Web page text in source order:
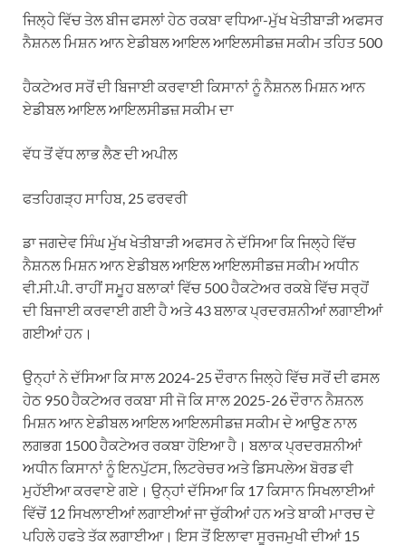
ਜਿਲ੍ਹੇ ਵਿੱਚ ਤੇਲ ਬੀਜ ਫਸਲਾਂ ਹੇਠ ਰਕਬਾ ਵਧਿਆ-ਮੁੱਖ ਖੇਤੀਬਾੜੀ ਅਫਸਰ
ਨੈਸ਼ਨਲ ਮਿਸ਼ਨ ਆਨ ਏਡੀਬਲ ਆਇਲ ਆਇਲਸੀਡਜ਼ ਸਕੀਮ ਤਹਿਤ 500
ਹੈਕਟੇਅਰ ਸਰੋਂ ਦੀ ਬਿਜਾਈ ਕਰਵਾਈ ਕਿਸਾਨਾਂ ਨੂੰ ਨੈਸ਼ਨਲ ਮਿਸ਼ਨ ਆਨ
ਏਡੀਬਲ ਆਇਲ ਆਇਲਸੀਡਜ਼ ਸਕੀਮ ਦਾ
ਵੱਧ ਤੋਂ ਵੱਧ ਲਾਭ ਲੈਣ ਦੀ ਅਪੀਲ
ਫਤਹਿਗੜ੍ਹ ਸਾਹਿਬ, 25 ਫਰਵਰੀ
ਡਾ ਜਗਦੇਵ ਸਿੰਘ ਮੁੱਖ ਖੇਤੀਬਾੜੀ ਅਫਸਰ ਨੇ ਦੱਸਿਆ ਕਿ ਜਿਲ੍ਹੇ ਵਿੱਚ
ਨੈਸ਼ਨਲ ਮਿਸ਼ਨ ਆਨ ਏਡੀਬਲ ਆਇਲ ਆਇਲਸੀਡਜ਼ ਸਕੀਮ ਅਧੀਨ
ਵੀ.ਸੀ.ਪੀ. ਰਾਹੀਂ ਸਮੂਹ ਬਲਾਕਾਂ ਵਿੱਚ 500 ਹੈਕਟੇਅਰ ਰਕਬੇ ਵਿੱਚ ਸਰ੍ਹੋਂ
ਦੀ ਬਿਜਾਈ ਕਰਵਾਈ ਗਈ ਹੈ ਅਤੇ 43 ਬਲਾਕ ਪ੍ਰਦਰਸ਼ਨੀਆਂ ਲਗਾਈਆਂ
ਗਈਆਂ ਹਨ।
ਉਨ੍ਹਾਂ ਨੇ ਦੱਸਿਆ ਕਿ ਸਾਲ 2024-25 ਦੌਰਾਨ ਜਿਲ੍ਹੇ ਵਿੱਚ ਸਰੋਂ ਦੀ ਫਸਲ
ਹੇਠ 950 ਹੈਕਟੇਅਰ ਰਕਬਾ ਸੀ ਜੋ ਕਿ ਸਾਲ 2025-26 ਦੌਰਾਨ ਨੈਸ਼ਨਲ
ਮਿਸ਼ਨ ਆਨ ਏਡੀਬਲ ਆਇਲ ਆਇਲਸੀਡਜ਼ ਸਕੀਮ ਦੇ ਆਉਣ ਨਾਲ
ਲਗਭਗ 1500 ਹੈਕਟੇਅਰ ਰਕਬਾ ਹੋਇਆ ਹੈ। ਬਲਾਕ ਪ੍ਰਦਰਸ਼ਨੀਆਂ
ਅਧੀਨ ਕਿਸਾਨਾਂ ਨੂੰ ਇਨਪੁੱਟਸ, ਲਿਟਰੇਚਰ ਅਤੇ ਡਿਸਪਲੇਅ ਬੋਰਡ ਵੀ
ਮੁਹੱਈਆ ਕਰਵਾਏ ਗਏ। ਉਨ੍ਹਾਂ ਦੱਸਿਆ ਕਿ 17 ਕਿਸਾਨ ਸਿਖਲਾਈਆਂ
ਵਿੱਚੋਂ 12 ਸਿਖਲਾਈਆਂ ਲਗਾਈਆਂ ਜਾ ਚੁੱਕੀਆਂ ਹਨ ਅਤੇ ਬਾਕੀ ਮਾਰਚ ਦੇ
ਪਹਿਲੇ ਹਫਤੇ ਤੱਕ ਲਗਾਈਆ। ਇਸ ਤੋਂ ਇਲਾਵਾ ਸੂਰਜਮੁਖੀ ਦੀਆਂ 15